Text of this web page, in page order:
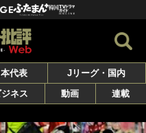
本代表
Jリーグ・国内
ジネス 動画 連載